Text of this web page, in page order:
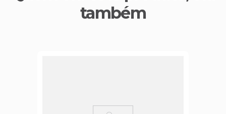
também